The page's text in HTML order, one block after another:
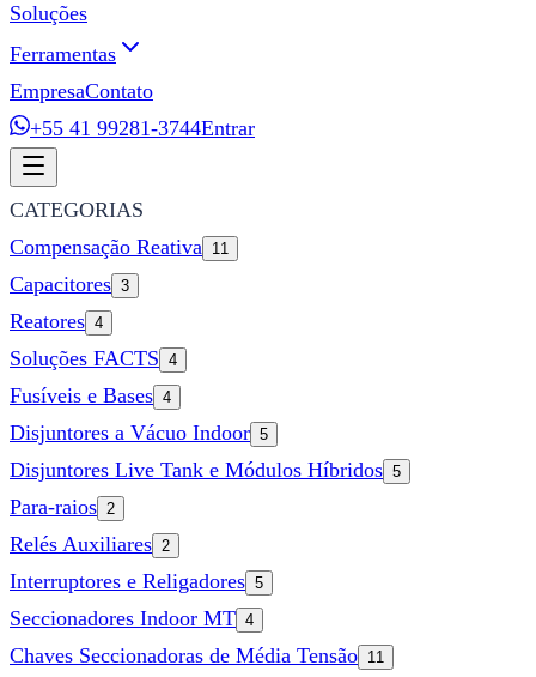
Soluções
Ferramentas
EmpresaContato
+55 41 99281-3744Entrar
CATEGORIAS
Compensação Reativa 11
Capacitores 3
Reatores 4
Soluções FACTS 4
Fusíveis e Bases 4
Disjuntores a Vácuo Indoor 5
Disjuntores Live Tank e Módulos Híbridos 5
Para-raios 2
Relés Auxiliares 2
Interruptores e Religadores 5
Seccionadores Indoor MT 4
Chaves Seccionadoras de Média Tensão 11